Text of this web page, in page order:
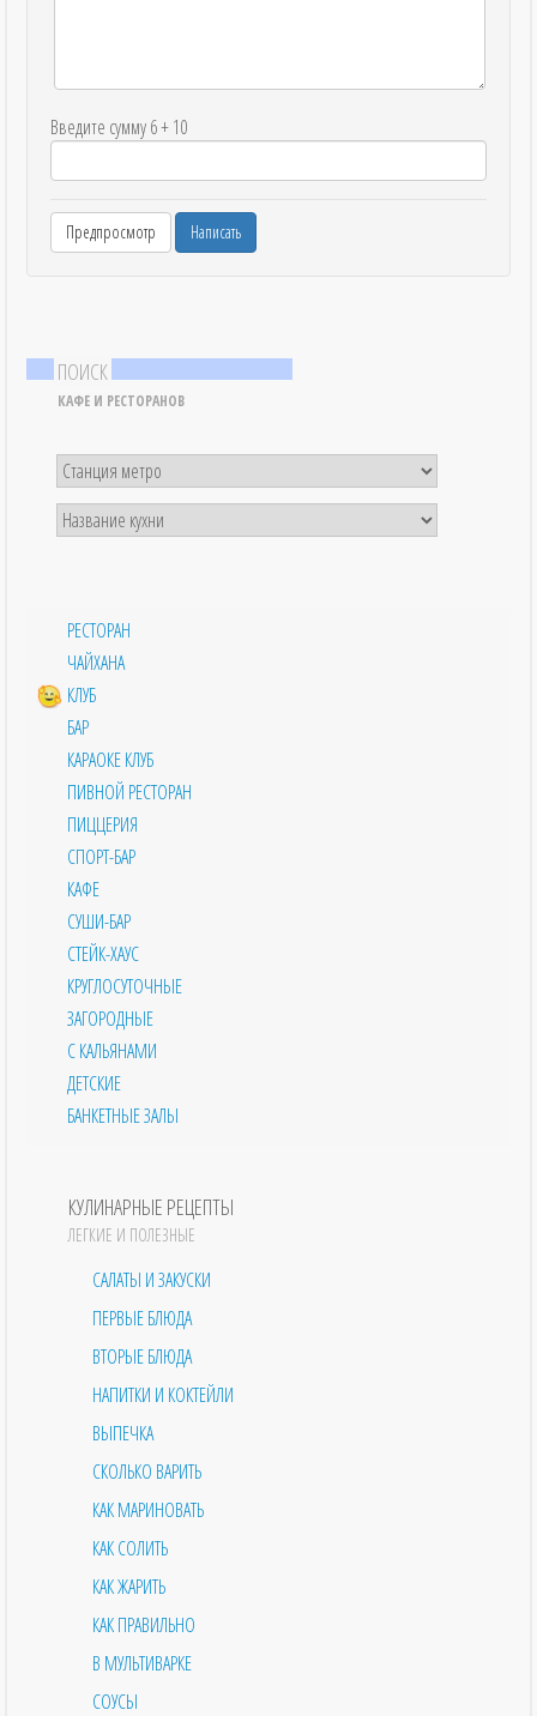
Введите сумму 6 + 10
ПОИСК
КАФЕ И РЕСТОРАНОВ
РЕСТОРАН
ЧАЙХАНА
КЛУБ
БАР
КАРАОКЕ КЛУБ
ПИВНОЙ РЕСТОРАН
ПИЦЦЕРИЯ
СПОРТ-БАР
КАФЕ
СУШИ-БАР
СТЕЙК-ХАУС
КРУГЛОСУТОЧНЫЕ
ЗАГОРОДНЫЕ
С КАЛЬЯНАМИ
ДЕТСКИЕ
БАНКЕТНЫЕ ЗАЛЫ
КУЛИНАРНЫЕ РЕЦЕПТЫ
ЛЕГКИЕ И ПОЛЕЗНЫЕ
САЛАТЫ И ЗАКУСКИ
ПЕРВЫЕ БЛЮДА
ВТОРЫЕ БЛЮДА
НАПИТКИ И КОКТЕЙЛИ
ВЫПЕЧКА
СКОЛЬКО ВАРИТЬ
КАК МАРИНОВАТЬ
КАК СОЛИТЬ
КАК ЖАРИТЬ
КАК ПРАВИЛЬНО
В МУЛЬТИВАРКЕ
СОУСЫ